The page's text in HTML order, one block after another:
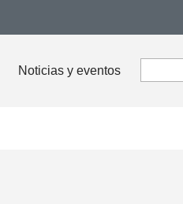
Noticias y eventos